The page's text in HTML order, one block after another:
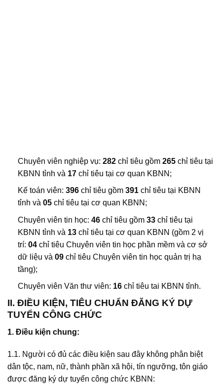
Chuyên viên nghiệp vụ: 282chỉ tiêu gồm 265chỉ tiêu tại
KBNN tỉnh và 17chỉ tiêu tại cơ quan KBNN;
Kế toán viên: 396chỉ tiêu gồm 391chỉ tiêu tại KBNN
tỉnh và 05chỉ tiêu tại cơ quan KBNN;
Chuyên viên tin học: 46 chỉ tiêu gồm 33chỉ tiêu tại
KBNN tỉnh và 13chỉ tiêu tại cơ quan KBNN (gồm 2 vị
trí: 04chỉ tiêu Chuyên viên tin học phần mềm và cơ sở
dữ liệu và 09chỉ tiêu Chuyên viên tin học quản trị hạ
tầng);
Chuyên viên Văn thư viên: 16 chỉ tiêu tai KBNN tỉnh.
II. ĐIỀU KIỆN, TIÊU CHUẨN ĐĂNG KÝ DỰ
TUYỂN CÔNG CHỨC
1. Điều kiện chung:
1.1. Người có đủ các điều kiện sau đây không phân biệt
dân tộc, nam, nữ, thành phần xã hội, tín ngưỡng, tôn giáo
được đăng ký dự tuyển công chức KBNN: